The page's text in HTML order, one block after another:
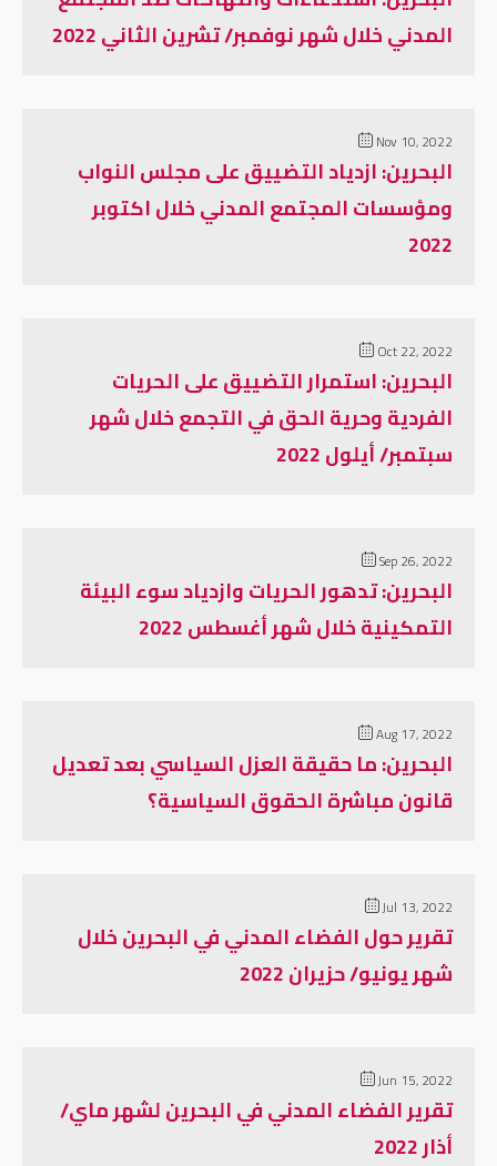
المدني خلال شهر نوفمبر/ تشرين الثاني 2022
Nov 10, 2022
البحرين: ازدياد التضييق على مجلس النواب
ومؤسسات المجتمع المدني خلال اكتوبر
2022
Oct 22, 2022
البحرين: استمرار التضييق على الحريات
الفردية وحرية الحق في التجمع خلال شهر
سبتمبر/ أيلول 2022
Sep 26, 2022
البحرين: تدهور الحريات وازدياد سوء البيئة
التمكينية خلال شهر أغسطس 2022
Aug 17, 2022
البحرين: ما حقيقة العزل السياسي بعد تعديل
قانون مباشرة الحقوق السياسية؟
Jul 13, 2022
تقرير حول الفضاء المدني في البحرين خلال
شهر يونيو/ حزيران 2022
Jun 15, 2022
تقرير الفضاء المدني في البحرين لشهر ماي/
أذار 2022